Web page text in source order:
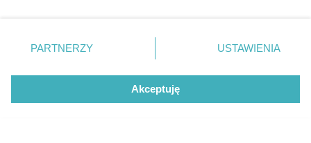
Historia miasta
Zdjęcia miasta
znajdujący się w lewym dolnym rogu strony
. Niektóre
przetwarzaniu. Preferencje będą miały zastosowania tylko
PARTNERZY USTAWIENIA
Akceptuję